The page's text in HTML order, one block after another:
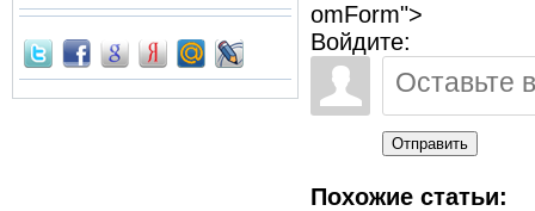
omForm">
Войдите:
Отправить
Похожие статьи: